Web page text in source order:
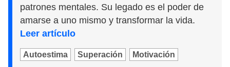
patrones mentales. Su legado es el poder de
amarse a uno mismo y transformar la vida.
Leer artículo
Autoestima Superación Motivación